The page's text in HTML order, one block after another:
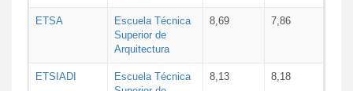
ETSA
Escuela Técnica
Superior de
Arquitectura
8,69 7,86
ETSIADI
Escuela Técnica
8,13 8,18